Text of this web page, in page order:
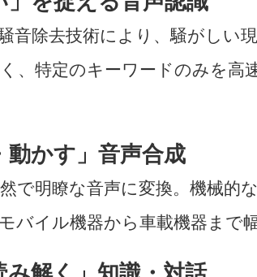
音除去技術により、騒がしい
、特定のキーワードのみを
動かす」音声合成
で明瞭な音声に変換。機械的
バイル機器から車載機器まで